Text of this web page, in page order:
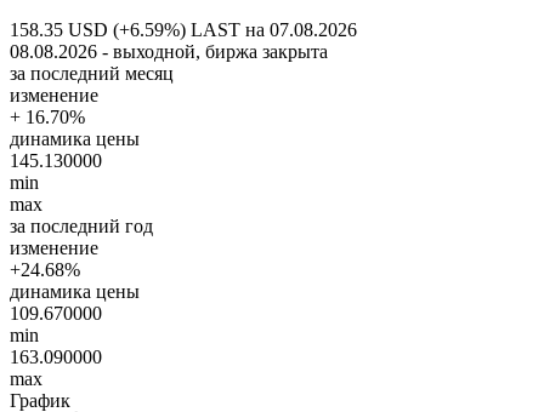
158.35 USD (+6.59%) LAST на 07.08.2026
08.08.2026 - выходной, биржа закрыта
за последний месяц
изменение
+ 16.70%
динамика цены
145.130000
min
max
за последний год
изменение
+24.68%
динамика цены
109.670000
min
163.090000
max
График